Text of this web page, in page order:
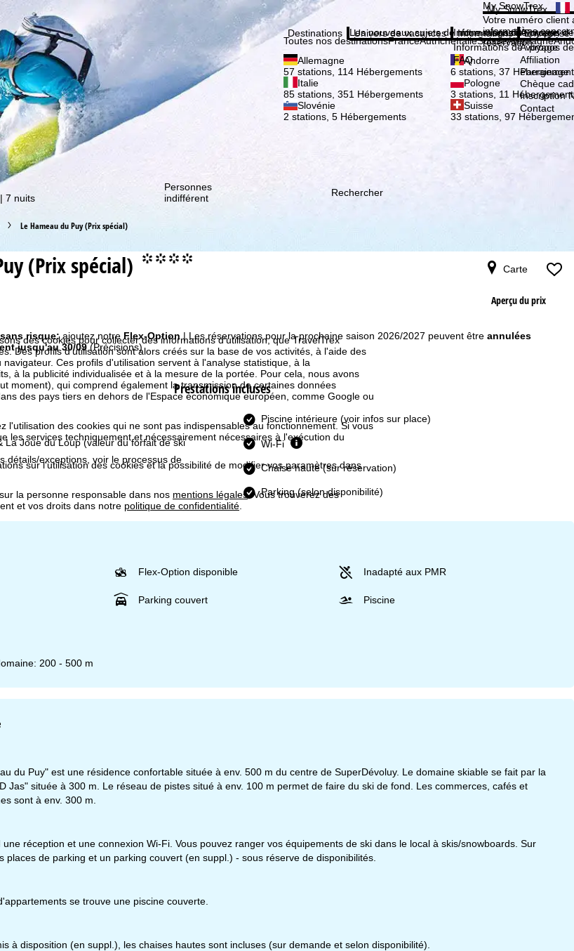
des cookies pour collecter des informations d'utilisation, que TravelTrex
Des profils d'utilisation sont alors créés sur la base de vos activités, à l'aide des
Ces profils d'utilisation servent à l'analyse statistique, à la
à la publicité individualisée et à la mesure de la portée. Pour cela, nous avons
moment), qui comprend également la transmission de certaines données
des pays tiers en dehors de l'Espace économique européen, comme Google ou
l'utilisation des cookies qui ne sont pas indispensables au fonctionnement. Si vous
les services techniquement et nécessairement nécessaires à l'exécution du
sur l'utilisation des cookies et la possibilité de modifier vos paramètres dans
la personne responsable dans nos mentions légales. Vous trouverez des
et vos droits dans notre politique de confidentialité
! Inscription
My SnowTrex
My SnowTrex
Votre numéro client
informations
réservation.
Destinations
Toutes nos destinationsFranceAutricheItalieSuisseAllemagne
Allemagne
57 stations, 114 Hébergements
Andorre
6 stations, 37
Italie
85 stations, 351 Hébergements
Pologne
3 stations, 11
Slovénie
2 stations, 5 Hébergements
Suisse
33 stations, 97
Univers de vacances
Les nouveaux sujets de notre magazine
Informations
Informations de voyage
Informations de voyage
FAQ
Entreprise
À propos
À propos
Affiliation
Parrainage
Chèque
Inscription
Contact
7 nuits
Personnes
indifférent
Rechercher
Le Hameau du Puy (Prix spécial)
(Prix spécial) °°°°
Carte
Aperçu du prix
risque:ajoutez notre Flex-Option | Les réservations pour la prochaine saison 2026/2027 peuvent être annulées
jusqu'au 30/09 (Précisions)
Prestations incluses
La Joue du Loup(valeur du forfait de ski
détails/exceptions, voir le processus de
Piscine intérieure (voir infos sur place)
Wi-Fi
Chaise haute (sur réservation)
Parking (selon disponibilité)
Flex-Option disponible Inadapté aux PMR
Parking couvert Piscine
200 - 500 m
du Puy" est une résidence confortable située à env. 500 m du centre de SuperDévoluy. Le domaine skiable se fait par la
Jas" située à 300 m. Le réseau de pistes situé à env. 100 m permet de faire du ski de fond. Les commerces, cafés et
sont à env. 300 m.
réception et une connexion Wi-Fi. Vous pouvez ranger vos équipements de ski dans le local à skis/snowboards. Sur
places de parking et un parking couvert (en suppl.) - sous réserve de disponibilités.
se trouve une piscine couverte.
à disposition (en suppl.), les chaises hautes sont incluses (sur demande et selon disponibilité).